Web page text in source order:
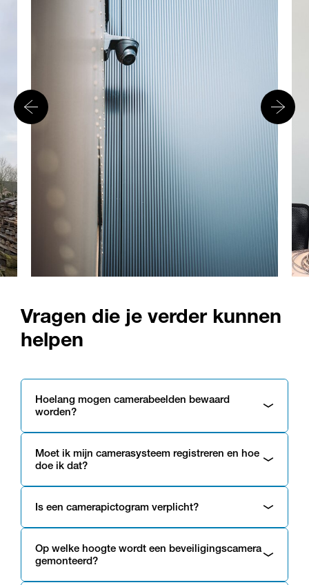
Vragen die je verder kunnen
helpen
Hoelang mogen camerabeelden bewaard
worden?
Moet ik mijn camerasysteem registreren en hoe
doe ik dat?
Is een camerapictogram verplicht?
Op welke hoogte wordt een beveiligingscamera
gemonteerd?